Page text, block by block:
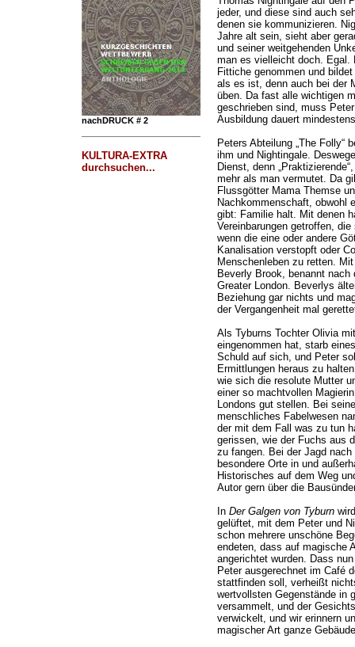
nachDRUCK # 2
KULTURA-EXTRA
durchsuchen...
jeder, und diese sind auch
denen sie kommunizieren.
Jahre alt sein, sieht aber
und seiner weitgehenden
man es vielleicht doch. Egal.
Fittiche genommen und
als es ist, denn auch bei der
üben. Da fast alle wichtigen
geschrieben sind, muss
Ausbildung dauert
Peters Abteilung „The Folly“
ihm und Nightingale.
Dienst, denn
mehr als man vermutet. Da
Flussgötter Mama Themse
Nachkommenschaft, obwohl
gibt: Familie halt. Mit denen
Vereinbarungen getroffen,
wenn die eine oder andere
Kanalisation verstopft oder
Menschenleben zu retten.
Beverly Brook, benannt
Greater London. Beverlys
Beziehung gar nichts und
der Vergangenheit mal
Als Tyburns Tochter Olivia
eingenommen hat, starb
Schuld auf sich, und Peter
Ermittlungen heraus zu
wie sich die resolute Mutter
einer so machtvollen
Londons gut stellen. Bei
menschliches Fabelwesen
der mit dem Fall was zu tun
gerissen, wie der Fuchs aus
zu fangen. Bei der Jagd
besondere Orte in und
Historisches auf dem Weg
Autor gern über die
In Der Galgen von Tyburn
gelüftet, mit dem Peter und
schon mehrere unschöne
endeten, dass auf magische
angerichtet wurden. Dass
Peter ausgerechnet im Café
stattfinden soll, verheißt
wertvollsten Gegenstände in
versammelt, und der
verwickelt, und wir erinnern
magischer Art ganze